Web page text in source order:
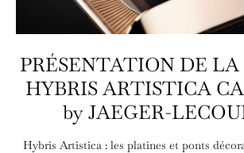
PRÉSENTATION DE LA
HYBRIS ARTISTICA
by JAEGER-
Hybris Artistica : les platines et ponts